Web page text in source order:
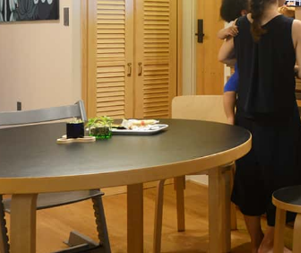
営業所をさがす
スタッフをさがす
特徴からさがす
投資用物件をさがす
新着物件をさがす
価格変更物件をさがす
設備からさがす
シンプル検索
AIでさがす
チームで売却をサポート
建物の検査と保証サービス
安心の自社施工・自社管理
西宮市
芦屋市
川西市
川辺郡猪名川町
神戸市東灘区
神戸市灘区
塚口営業所
伊丹営業所
川西営業所
ョンズのスタッフ
リフォーム・リノベーショ
開発分譲事業
ファイナンシャルプランニ
家具事業
賃貸事業
広告代理・クリエイティブ事
コンサルティング事業